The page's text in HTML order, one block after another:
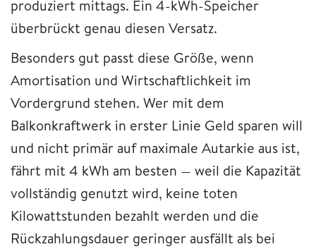
produziert mittags. Ein 4-kWh-Speicher
überbrückt genau diesen Versatz.
Besonders gut passt diese Größe, wenn
Amortisation und Wirtschaftlichkeit im
Vordergrund stehen. Wer mit dem
Balkonkraftwerk in erster Linie Geld sparen will
und nicht primär auf maximale Autarkie aus ist,
fährt mit 4 kWh am besten — weil die Kapazität
vollständig genutzt wird, keine toten
Kilowattstunden bezahlt werden und die
Rückzahlungsdauer geringer ausfällt als bei